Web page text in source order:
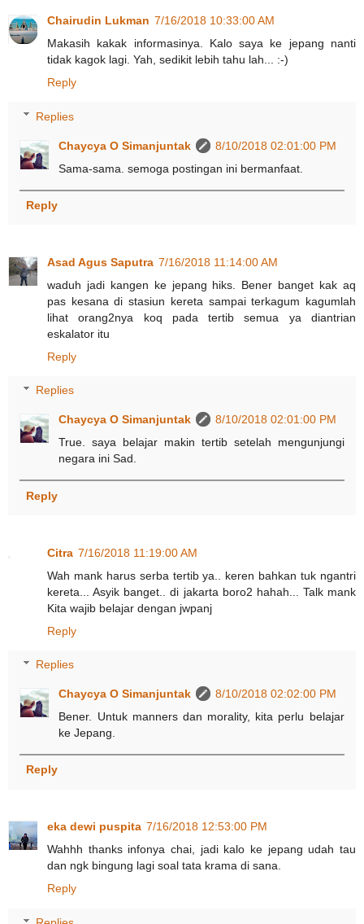
Chairudin Lukman 7/16/2018 10:33:00 AM
Makasih kakak informasinya. Kalo saya ke jepang nanti
tidak kagok lagi. Yah, sedikit lebih tahu lah... :-)
Reply
Replies
Chaycya O Simanjuntak
8/10/2018 02:01:00 PM
Sama-sama. semoga postingan ini bermanfaat.
Reply
Asad Agus Saputra 7/16/2018 11:14:00 AM
waduh jadi kangen ke jepang hiks. Bener banget kak aq
pas kesana di stasiun kereta sampai terkagum kagumlah
lihat orang2nya koq pada tertib semua ya diantrian
eskalator itu
Reply
Replies
Chaycya O Simanjuntak
8/10/2018 02:01:00 PM
True. saya belajar makin tertib setelah mengunjungi
negara ini Sad.
Reply
Citra 7/16/2018 11:19:00 AM
Wah mank harus serba tertib ya.. keren bahkan tuk ngantri
kereta... Asyik banget.. di jakarta boro2 hahah... Talk mank
Kita wajib belajar dengan jwpanj
Reply
Replies
Chaycya O Simanjuntak
8/10/2018 02:02:00 PM
Bener. Untuk manners dan morality, kita perlu belajar
ke Jepang.
Reply
eka dewi puspita 7/16/2018 12:53:00 PM
Wahhh thanks infonya chai, jadi kalo ke jepang udah tau
dan ngk bingung lagi soal tata krama di sana.
Reply